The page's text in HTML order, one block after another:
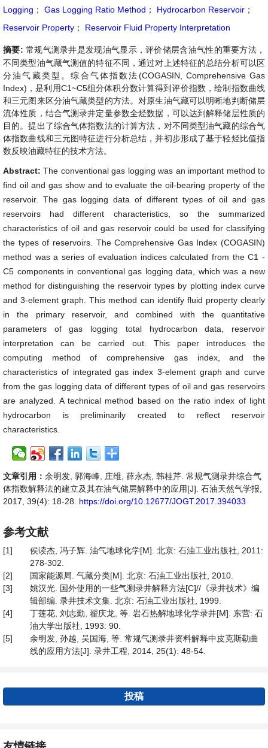
Logging ； Gas Logging Ratio Method ； Hydrocarbon Reservoir ；
Reservoir Property ； Reservoir Fluid Property Interpretation
摘要: 常规气测录井是发现油气显示，评价储层含油气性的重要方法，
不同类型油气藏气测值的特征不同，通过对上述特征的总结分析可以区
分油气藏类型。综合气体指数法(COGASIN, Comprehensive Gas
Index)，是利用C1~C5组分体积分数计算得到评价指数，绘制指数曲线
和三元图来区分油气藏类型的方法。对原生油气藏可以明晰地判断储层
流体性质，结合气测录井定量参数全烃数据，可以达到解释储层性质的
目的。提出了综合气体指数法的计算方法，对不同类型油气藏的综合气
体指数曲线和三元图特征进行分析总结，并初步形成了基于轻烃比值指
数反映油藏特征的技术方法。
Abstract:The conventional gas logging was an important method to
find oil and gas show and to evaluate the oil-bearing property of the
reservoir. The gas logging data of different types of oil and gas
reservoirs had different characteristics, so the summarized
characteristics of oil and gas reservoir could be used for classifying
the types of reservoirs. The Comprehensive Gas Index (COGASIN)
method was a series of evaluation indices calculated from the C1 -
C5 components in conventional gas logging data, which was a new
method for distinguishing the reservoir types by plotting index curve
and 3-element graph. This method can identify fluid property clearly
in the primary reservoir, and combined with the quantitative
parameters of gas logging total hydrocarbon data, reservoir
interpretation can be carried out. This paper introduces the
computing method of comprehensive gas index, and the
characteristics of integrated gas index 3-element graph and curve
from the gas logging data of different types of oil and gas reservoirs
are analyzed. A technical method based on the ratio index of light
hydrocarbon is preliminarily created to reflect reservoir
characteristics.
文章引用： 余明发, 郭海峰, 庄维, 薛永杰, 韩桂芹. 常规气测录井综合气
体指数解释法的建立及其在油气储层解释中的应用[J]. 石油天然气学报,
2017, 39(4): 18-28. https://doi.org/10.12677/JOGT.2017.394033
参考文献
[1]
侯读杰, 冯子辉. 油气地球化学[M]. 北京: 石油工业出版社, 2011:
278-302.
[2]
国家能源局. 气藏分类[M]. 北京: 石油工业出版社, 2010.
[3]
姚汉光. 国外使用的一些气测录井解释方法[C]//《录井技术》编
辑部编. 录井技术文集. 北京: 石油工业出版社, 1999.
[4]
丁莲花, 刘志勤, 翟庆龙, 等. 岩石热解地球化学录井[M]. 东营: 石
油大学出版社, 1993: 90.
[5]
余明发, 孙越, 吴国海, 等. 常规气测录井资料解释中皮克斯勒曲
线的应用方法[J]. 录井工程, 2014, 25(1): 48-54.
投稿